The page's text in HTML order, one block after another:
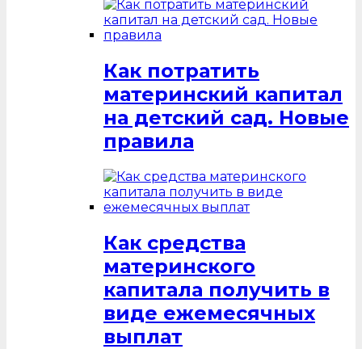
Как потратить
материнский капитал
на детский сад. Новые
правила
Как средства
материнского
капитала получить в
виде ежемесячных
выплат